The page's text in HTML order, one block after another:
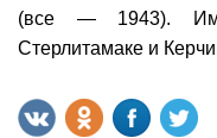
(все — 1943).
Стерлитамаке и